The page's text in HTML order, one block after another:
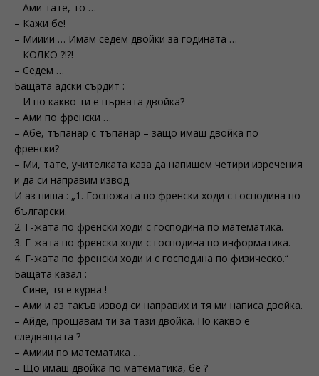
– Ами тате, то …
– Кажи бе!
– Мииии … Имам седем двойки за годината …
– КОЛКО ?!?!
– Седем …
Бащата адски сърдит :
– И по какво ти е първата двойка?
– Ами по френски …
– Абе, тъпанар с тъпанар – защо имаш двойка по
френски?
– Ми, тате, учителката каза да напишем четири изречения
и да си направим извод.
И аз пиша : „1. Госпожата по френски ходи с господина по
български.
2. Г-жата по френски ходи с господина по математика.
3. Г-жата по френски ходи с господина по информатика.
4. Г-жата по френски ходи и с господина по физическо.“
Бащата казал :
– Сине, тя е курва !
– Ами и аз такъв извод си направих и тя ми написа двойка.
– Айде, прощавам ти за тази двойка. По какво е
следващата ?
– Амиии по математика …
– Що имаш двойка по математика, бе ?